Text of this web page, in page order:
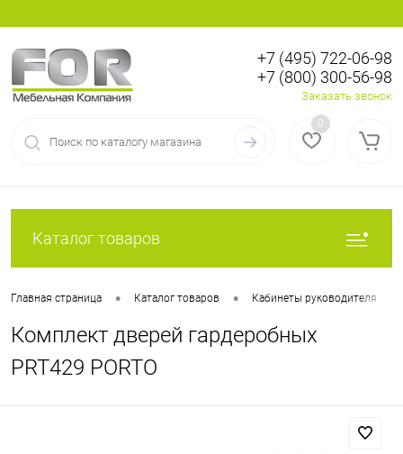
Регистрация
+7 (495) 722-06-98
+7 (800) 300-56-98
Заказать звонок
0
Каталог товаров
Главная страница • Каталог товаров • Кабинеты руководителя
Комплект дверей гардеробных
PRT429 PORTO